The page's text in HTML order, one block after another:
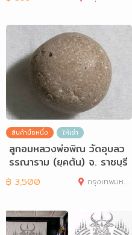
สินค้ามือหนึ่ง ให้เช่า
ลูกอมหลวงพ่อพิณ วัดอุบลว
รรณาราม (ยุคต้น) จ. ราชบุรี
฿ 3,500 กรุงเทพมหานคร